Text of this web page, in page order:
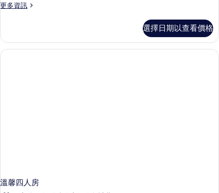
的
有
相
更多資訊
更
房
的
詳
選擇日期以查看價格
溫馨四人房